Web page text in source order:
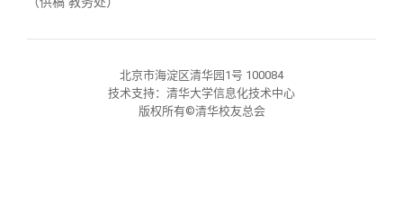
校友讲坛
实用信息
总会章程
北京市海淀区清华园1号 100084
技术支持：清华大学信息化技术中心
版权所有©清华校友总会